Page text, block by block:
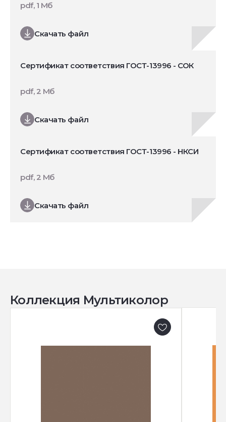
Скачать файл
pdf, 1 Мб
Сертификат соответствия ГОСТ-13996 - СОК
Скачать файл
pdf, 2 Мб
Сертификат соответствия ГОСТ-13996 - НКСИ
Скачать файл
pdf, 2 Мб
Коллекция Мультиколор